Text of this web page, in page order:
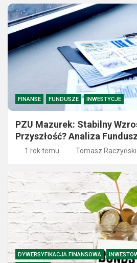
FINANSE FUNDUSZE INWESTYCJE
PZU Mazurek: Stabilny
Przyszłość? Analiza
1 rok temu Tomasz Raczyński
DYWERSYFIKACJA FINANSOWA